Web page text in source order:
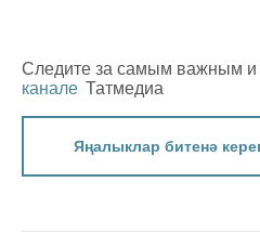
Следите за самым важным и
канале Татмедиа
Яңалыклар битенә